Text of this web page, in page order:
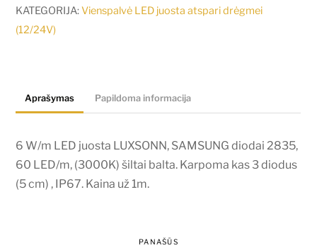
LED
juosta
2835,
LED/m,
(3000K)
šiltai
KATEGORIJA:Vienspalvė LED juosta atspari drėgmei
(12/24V)
Aprašymas Papildoma informacija
6 W/m LED juosta LUXSONN, SAMSUNG diodai 2835,
60 LED/m, (3000K) šiltai balta. Karpoma kas 3 diodus
(5 cm) , IP67. Kaina už 1m.
PANAŠŪS